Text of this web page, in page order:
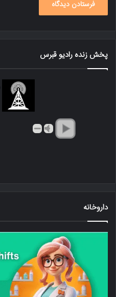
پخش زنده رادیو قبرس
داروخانه